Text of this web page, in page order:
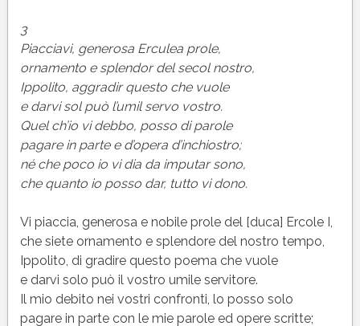
3
Piacciavi, generosa Erculea prole,
ornamento e splendor del secol nostro,
Ippolito, aggradir questo che vuole
e darvi sol può l’umil servo vostro.
Quel ch’io vi debbo, posso di parole
pagare in parte e d’opera d’inchiostro;
né che poco io vi dia da imputar sono,
che quanto io posso dar, tutto vi dono.
Vi piaccia, generosa e nobile prole del [duca] Ercole I,
che siete ornamento e splendore del nostro tempo,
Ippolito, di gradire questo poema che vuole
e darvi solo può il vostro umile servitore.
Il mio debito nei vostri confronti, lo posso solo
pagare in parte con le mie parole ed opere scritte;